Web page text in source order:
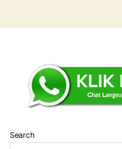
Search